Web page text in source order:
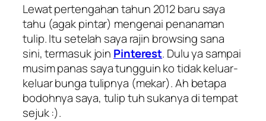
Lewat pertengahan tahun 2012 baru saya
tahu (agak pintar) mengenai penanaman
tulip. Itu setelah saya rajin browsing sana
sini, termasuk join Pinterest. Dulu ya sampai
musim panas saya tungguin ko tidak keluar-
keluar bunga tulipnya (mekar). Ah betapa
bodohnya saya, tulip tuh sukanya di tempat
sejuk :).